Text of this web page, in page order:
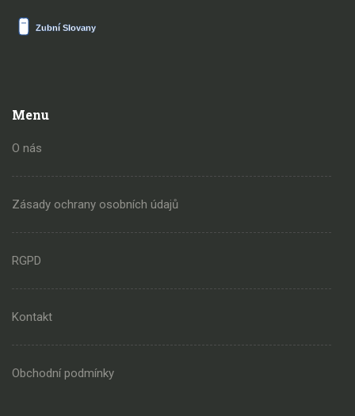
Menu
O nás
Zásady ochrany osobních údajů
RGPD
Kontakt
Obchodní podmínky